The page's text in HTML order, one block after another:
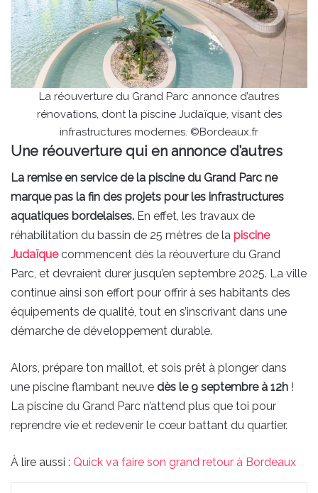
La réouverture du Grand Parc annonce d’autres
rénovations, dont la piscine Judaïque, visant des
infrastructures modernes. ©Bordeaux.fr
Une réouverture qui en annonce d’autres
La remise en service de la piscine du Grand Parc ne
marque pas la fin des projets pour les infrastructures
aquatiques bordelaises. En effet, les travaux de
réhabilitation du bassin de 25 mètres de la piscine
Judaïquecommencent dès la réouverture du Grand
Parc, et devraient durer jusqu’en septembre 2025. La ville
continue ainsi son effort pour offrir à ses habitants des
équipements de qualité, tout en s’inscrivant dans une
démarche de développement durable.
Alors, prépare ton maillot, et sois prêt à plonger dans
une piscine flambant neuve dès le 9 septembre à 12h !
La piscine du Grand Parc n’attend plus que toi pour
reprendre vie et redevenir le cœur battant du quartier.
À lire aussi : Quick va faire son grand retour à Bordeaux